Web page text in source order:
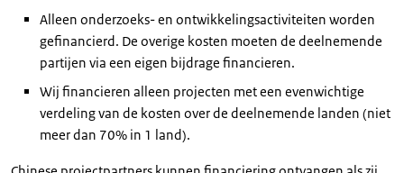
Alleen onderzoeks- en ontwikkelingsactiviteiten worden
gefinancierd. De overige kosten moeten de deelnemende
partijen via een eigen bijdrage financieren.
Wij financieren alleen projecten met een evenwichtige
verdeling van de kosten over de deelnemende landen (niet
meer dan 70% in 1 land).